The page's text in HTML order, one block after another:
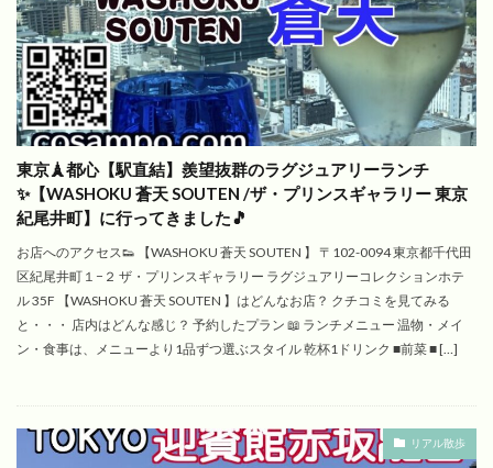
東京🗼都心【駅直結】羨望抜群のラグジュアリーランチ
✨【WASHOKU 蒼天 SOUTEN /ザ・プリンスギャラリー 東京
紀尾井町】に行ってきました🎵
お店へのアクセス👟 【WASHOKU 蒼天 SOUTEN 】 〒102-0094 東京都千代田
区紀尾井町１−２ ザ・プリンスギャラリー ラグジュアリーコレクションホテ
ル 35F 【WASHOKU 蒼天 SOUTEN 】はどんなお店？ クチコミを見てみる
と・・・ 店内はどんな感じ？ 予約したプラン 📖 ランチメニュー 温物・メイ
ン・食事は、メニューより1品ずつ選ぶスタイル 乾杯1ドリンク ■前菜 ■ […]
リアル散歩